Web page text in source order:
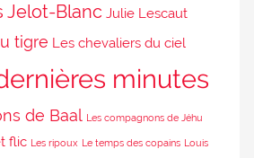
Jelot-Blanc Julie Lescaut
tigre Les chevaliers du ciel
minutes
de Baal Les compagnons de Jéhu
flic Les ripoux Le temps des copains Louis